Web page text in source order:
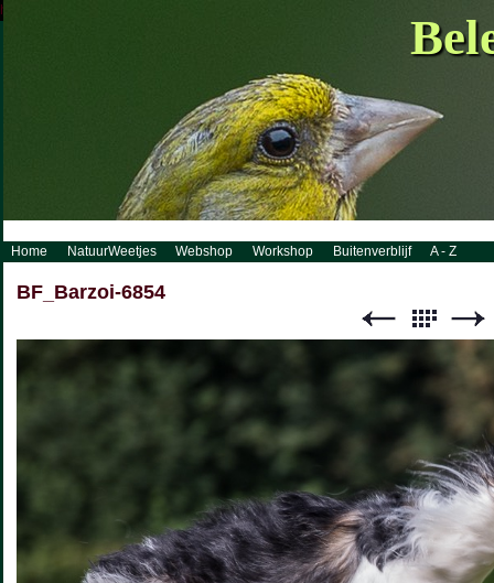
http://www.visueelconcept.nl/sitemap.xml.gz
Home NatuurWeetjes Webshop Workshop Buitenverblijf A - Z
BF_Barzoi-6854